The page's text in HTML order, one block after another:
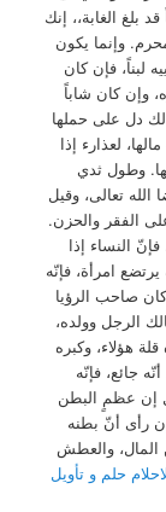
بلغ الغابة،، إنك
وإنما يكون
لبناً، فإن كان
وإن كان شاباً
دل على حملها
لعذارء إذا
وطول ثدي
تعالى، وقيل
الفقر والحزن.
النساء إذا
امرأة، فإنّه
صاحب الرؤيا
الرجل وولده،
هؤلاء، وكبره
جائع، فإنّه
إن عظمٍ البطن
رأى أنّ بطنه
المال، والعطش
حلم و تأويل